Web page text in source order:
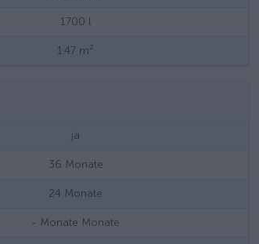
1700 l
1.47 m²
ja
36 Monate
24 Monate
- Monate Monate